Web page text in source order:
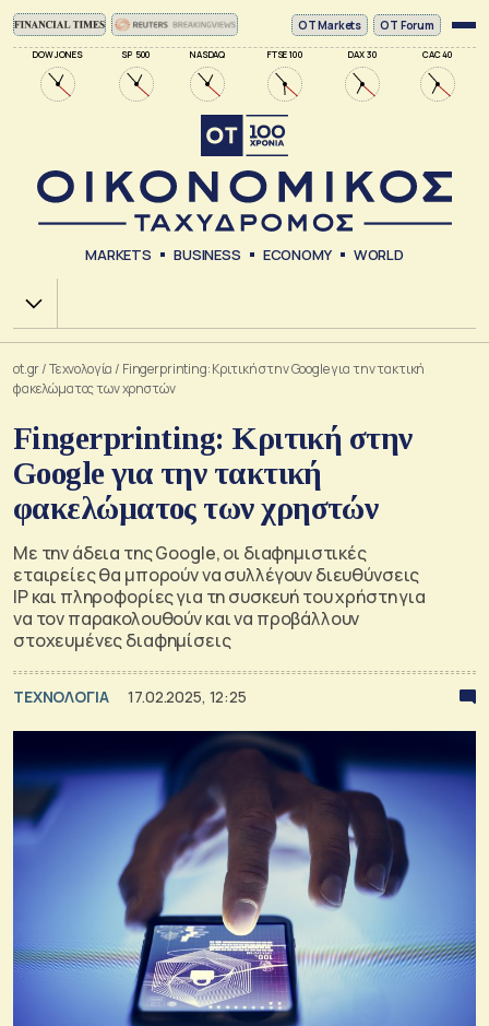
DOW JONES SP 500 NASDAQ FTSE 100 DAX 30 CAC 40
ΟΤ Markets OT Forum
MARKETS BUSINESS ECONOMY WORLD
Χ.Α.
ot.gr/Τεχνολογία / Fingerprinting: Κριτική στην Google για την τακτική
φακελώματος των χρηστών
Fingerprinting: Κριτική στην
Google για την τακτική
φακελώματος των χρηστών
Με την άδεια της Google, οι διαφημιστικές
εταιρείες θα μπορούν να συλλέγουν διευθύνσεις
IP και πληροφορίες για τη συσκευή του χρήστη για
να τον παρακολουθούν και να προβάλλουν
στοχευμένες διαφημίσεις
ΤΕΧΝΟΛΟΓΙΑ 17.02.2025, 12:25